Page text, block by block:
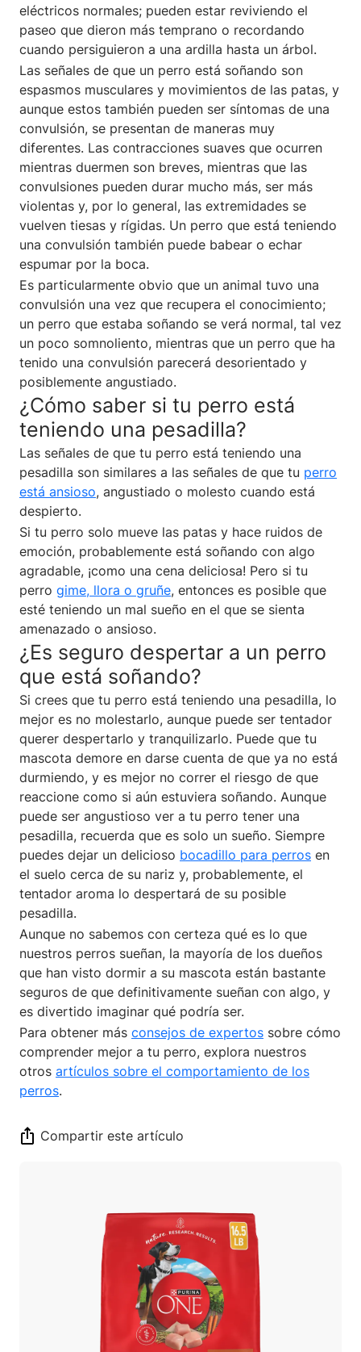
eléctricos normales; pueden estar reviviendo el
paseo que dieron más temprano o recordando
cuando persiguieron a una ardilla hasta un árbol.
Las señales de que un perro está soñando son
espasmos musculares y movimientos de las patas, y
aunque estos también pueden ser síntomas de una
convulsión, se presentan de maneras muy
diferentes. Las contracciones suaves que ocurren
mientras duermen son breves, mientras que las
convulsiones pueden durar mucho más, ser más
violentas y, por lo general, las extremidades se
vuelven tiesas y rígidas. Un perro que está teniendo
una convulsión también puede babear o echar
espumar por la boca.
Es particularmente obvio que un animal tuvo una
convulsión una vez que recupera el conocimiento;
un perro que estaba soñando se verá normal, tal vez
un poco somnoliento, mientras que un perro que ha
tenido una convulsión parecerá desorientado y
posiblemente angustiado.
¿Cómo saber si tu perro está
teniendo una pesadilla?
Las señales de que tu perro está teniendo una
pesadilla son similares a las señales de que tu perro
está ansioso, angustiado o molesto cuando está
despierto.
Si tu perro solo mueve las patas y hace ruidos de
emoción, probablemente está soñando con algo
agradable, ¡como una cena deliciosa! Pero si tu
perro gime, llora o gruñe, entonces es posible que
esté teniendo un mal sueño en el que se sienta
amenazado o ansioso.
¿Es seguro despertar a un perro
que está soñando?
Si crees que tu perro está teniendo una pesadilla, lo
mejor es no molestarlo, aunque puede ser tentador
querer despertarlo y tranquilizarlo. Puede que tu
mascota demore en darse cuenta de que ya no está
durmiendo, y es mejor no correr el riesgo de que
reaccione como si aún estuviera soñando. Aunque
puede ser angustioso ver a tu perro tener una
pesadilla, recuerda que es solo un sueño. Siempre
puedes dejar un delicioso bocadillo para perros en
el suelo cerca de su nariz y, probablemente, el
tentador aroma lo despertará de su posible
pesadilla.
Aunque no sabemos con certeza qué es lo que
nuestros perros sueñan, la mayoría de los dueños
que han visto dormir a su mascota están bastante
seguros de que definitivamente sueñan con algo, y
es divertido imaginar qué podría ser.
Para obtener más consejos de expertos sobre cómo
comprender mejor a tu perro, explora nuestros
otros artículos sobre el comportamiento de los
perros.
Compartir este artículo